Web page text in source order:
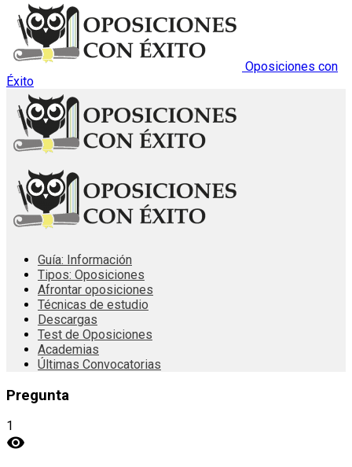
Oposiciones con
Éxito
Guía: Información
Tipos: Oposiciones
Afrontar oposiciones
Técnicas de estudio
Descargas
Test de Oposiciones
Academias
Últimas Convocatorias
Pregunta
1
visibility